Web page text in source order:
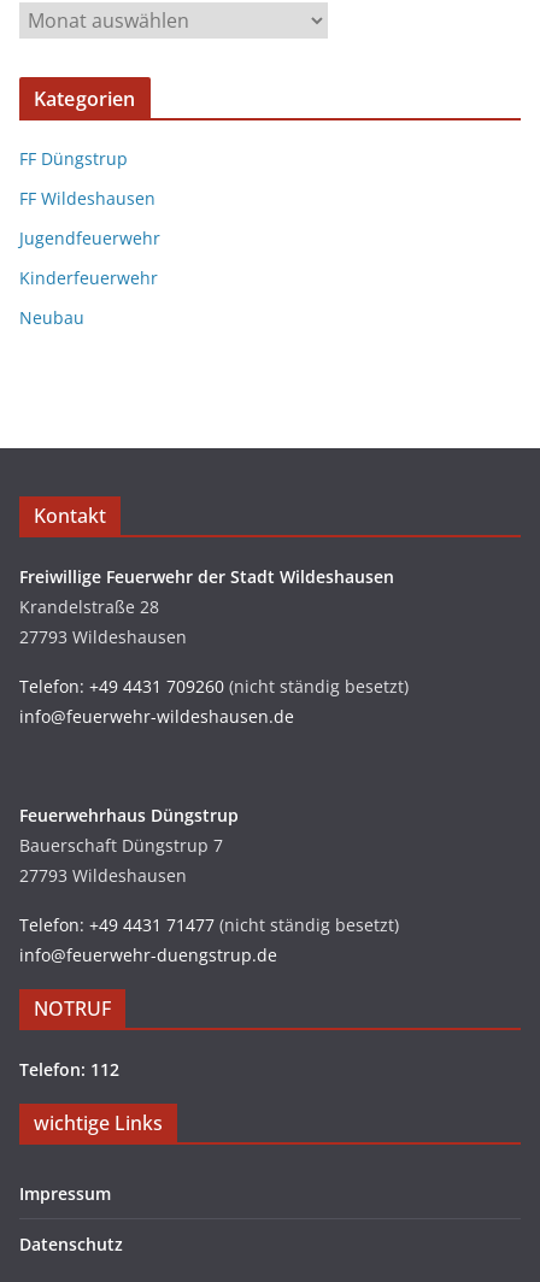
Kategorien
FF Düngstrup
FF Wildeshausen
Jugendfeuerwehr
Kinderfeuerwehr
Neubau
Kontakt
Freiwillige Feuerwehr der Stadt Wildeshausen
Krandelstraße 28
27793 Wildeshausen
Telefon: +49 4431 709260 (nicht ständig besetzt)
info@feuerwehr-wildeshausen.de
Feuerwehrhaus Düngstrup
Bauerschaft Düngstrup 7
27793 Wildeshausen
Telefon: +49 4431 71477 (nicht ständig besetzt)
info@feuerwehr-duengstrup.de
NOTRUF
Telefon: 112
wichtige Links
Impressum
Datenschutz